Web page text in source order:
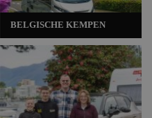
BELGISCHE KEMPEN